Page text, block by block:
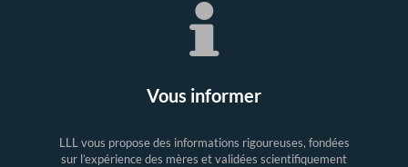
Vous informer
LLL vous propose des informations rigoureuses, fondées
sur l’expérience des mères et validées scientifiquement